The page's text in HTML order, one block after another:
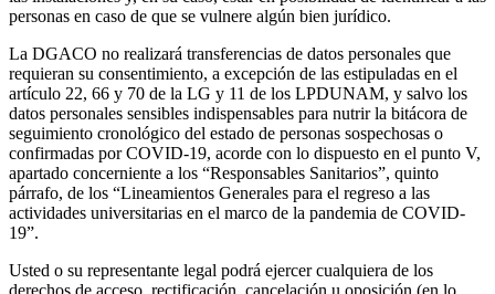
personas en caso de que se vulnere algún bien jurídico.
La DGACO no realizará transferencias de datos personales que
requieran su consentimiento, a excepción de las estipuladas en el
artículo 22, 66 y 70 de la LG y 11 de los LPDUNAM, y salvo los
datos personales sensibles indispensables para nutrir la bitácora de
seguimiento cronológico del estado de personas sospechosas o
confirmadas por COVID-19, acorde con lo dispuesto en el punto V,
apartado concerniente a los “Responsables Sanitarios”, quinto
párrafo, de los “Lineamientos Generales para el regreso a las
actividades universitarias en el marco de la pandemia de COVID-
19”.
Usted o su representante legal podrá ejercer cualquiera de los